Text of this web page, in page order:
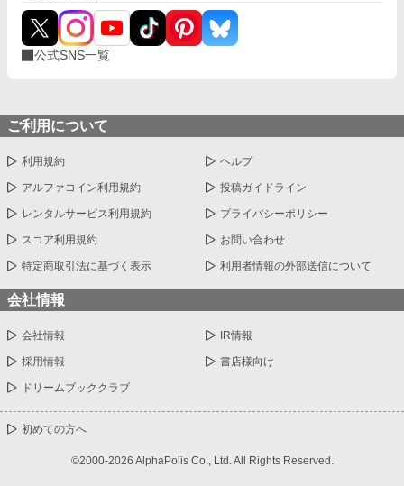
公式SNS一覧
ご利用について
利用規約 ヘルプ
アルファコイン利用規約 投稿ガイドライン
レンタルサービス利用規約 プライバシーポリシー
スコア利用規約 お問い合わせ
特定商取引法に基づく表示 利用者情報の外部送信について
会社情報
会社情報 IR情報
採用情報 書店様向け
ドリームブッククラブ
初めての方へ
©2000-2026 AlphaPolis Co., Ltd. All Rights Reserved.